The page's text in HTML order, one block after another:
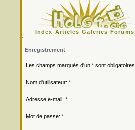
Index Articles Galeries Forums
Enregistrement
Les champs marqués d'un * sont obligatoires.
Nom d'utilisateur: *
Adresse e-mail: *
Mot de passe: *